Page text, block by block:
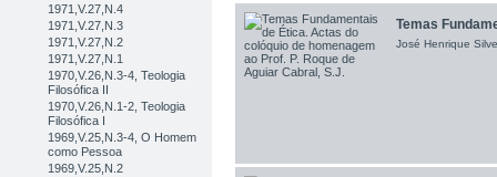
1971,V.27,N.4
1971,V.27,N.3
1971,V.27,N.2
1971,V.27,N.1
1970,V.26,N.3-4, Teologia
Filosófica II
1970,V.26,N.1-2, Teologia
Filosófica I
1969,V.25,N.3-4, O Homem
como Pessoa
1969,V.25,N.2
Temas
José Henrique